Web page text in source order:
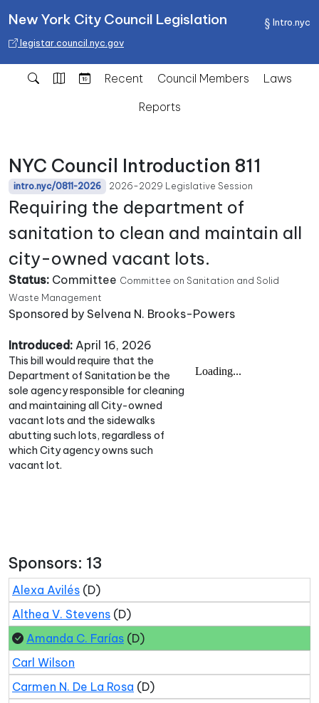
Intro.nyc
New York City Council Legislation
legistar.council.nyc.gov
Recent Council Members
Laws
Reports
NYC Council Introduction 811
intro.nyc/0811-2026 2026-2029 Legislative Session
Requiring the department of
sanitation to clean and maintain all
city-owned vacant lots.
Status: Committee Committee on Sanitation and Solid
Waste Management
Sponsored by Selvena N. Brooks-Powers
Introduced: April 16, 2026
This bill would require that the
Department of Sanitation be the
sole agency responsible for cleaning
and maintaining all City-owned
vacant lots and the sidewalks
abutting such lots, regardless of
which City agency owns such
vacant lot.
Sponsors: 13
Alexa Avilés (D)
Althea V. Stevens (D)
Amanda C. Farías (D)
Carl Wilson
Carmen N. De La Rosa (D)